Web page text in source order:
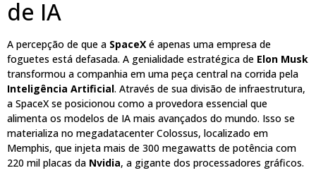
de IA
A percepção de que a SpaceX é apenas uma empresa de
foguetes está defasada. A genialidade estratégica de Elon Musk
transformou a companhia em uma peça central na corrida pela
Inteligência Artificial. Através de sua divisão de infraestrutura,
a SpaceX se posicionou como a provedora essencial que
alimenta os modelos de IA mais avançados do mundo. Isso se
materializa no megadatacenter Colossus, localizado em
Memphis, que injeta mais de 300 megawatts de potência com
220 mil placas da Nvidia, a gigante dos processadores gráficos.